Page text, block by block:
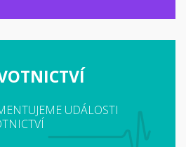
UDÁLOSTI